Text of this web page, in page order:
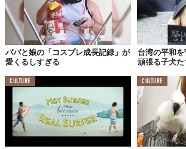
パパと娘の「コスプレ成長記録」が
愛くるしすぎる
台湾の平和
頑張る子犬た
CULTURE CULTURE